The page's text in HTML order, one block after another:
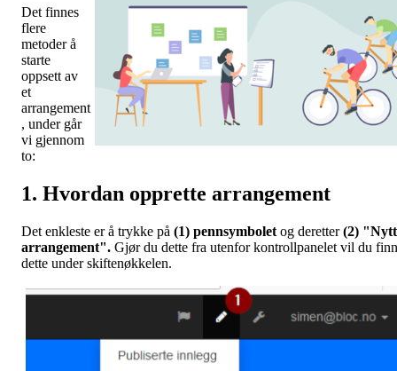
Det finnes
flere
metoder å
starte
oppsett av
et
arrangement
, under går
vi gjennom
to:
1. Hvordan opprette arrangement
Det enkleste er å trykke på (1) pennsymbolet og deretter(2) "Nytt
arrangement". Gjør du dette fra utenfor kontrollpanelet vil du
dette under skiftenøkkelen.